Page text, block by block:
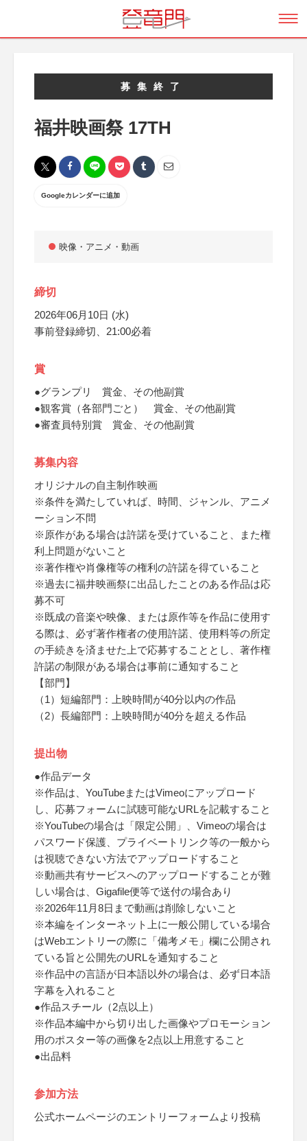
募集終了
福井映画祭 17TH
Googleカレンダーに追加
映像・アニメ・動画
締切
2026年06月10日 (水)
事前登録締切、21:00必着
賞
●グランプリ 賞金、その他副賞
●観客賞（各部門ごと） 賞金、その他副賞
●審査員特別賞 賞金、その他副賞
募集内容
オリジナルの自主制作映画
※条件を満たしていれば、時間、ジャンル、アニメ
ーション不問
※原作がある場合は許諾を受けていること、また権
利上問題がないこと
※著作権や肖像権等の権利の許諾を得ていること
※過去に福井映画祭に出品したことのある作品は応
募不可
※既成の音楽や映像、または原作等を作品に使用す
る際は、必ず著作権者の使用許諾、使用料等の所定
の手続きを済ませた上で応募することとし、著作権
許諾の制限がある場合は事前に通知すること
【部門】
（1）短編部門：上映時間が40分以内の作品
（2）長編部門：上映時間が40分を超える作品
提出物
●作品データ
※作品は、YouTubeまたはVimeoにアップロード
し、応募フォームに試聴可能なURLを記載すること
※YouTubeの場合は「限定公開」、Vimeoの場合は
パスワード保護、プライベートリンク等の一般から
は視聴できない方法でアップロードすること
※動画共有サービスへのアップロードすることが難
しい場合は、Gigafile便等で送付の場合あり
※2026年11月8日まで動画は削除しないこと
※本編をインターネット上に一般公開している場合
はWebエントリーの際に「備考メモ」欄に公開され
ている旨と公開先のURLを通知すること
※作品中の言語が日本語以外の場合は、必ず日本語
字幕を入れること
●作品スチール（2点以上）
※作品本編中から切り出した画像やプロモーション
用のポスター等の画像を2点以上用意すること
●出品料
参加方法
公式ホームページのエントリーフォームより投稿